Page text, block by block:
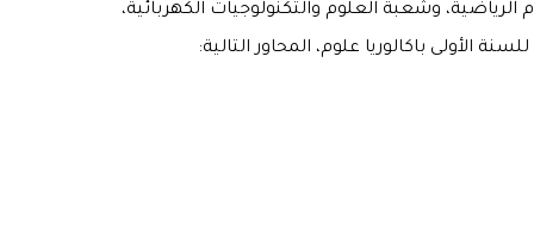
وشعبة العلوم والتكنولوجيات الكهربائية،
الأولى باكالوريا علوم، المحاور التالية: